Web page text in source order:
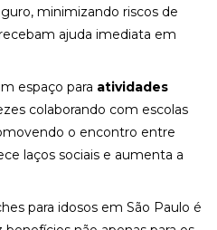
minimizando riscos de
ajuda imediata em
espaço para atividades
colaborando com escolas
o encontro entre
laços sociais e aumenta a
para idosos em São Paulo é